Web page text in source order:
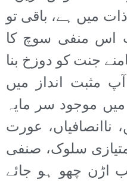
میں ہے، باقی تو
منفی سوچ کا
جنت کو دوزخ بنا
مثبت انداز میں
موجود سر مایہ
ناانصافیاں، عورت
سلوک، صنفی
اڑن چھو ہو جائے